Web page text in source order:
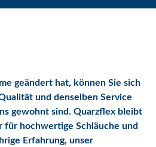
geändert hat, können Sie sich
und denselben Service
gewohnt sind. Quarzflex bleibt
für hochwertige Schläuche und
Erfahrung, unser